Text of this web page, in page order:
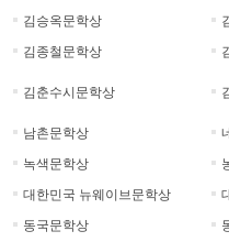
김승옥문학상
김종철문학상
김춘수시문학상
남촌문학상
녹색문학상
대한민국 뉴웨이브문학상
동국문학상